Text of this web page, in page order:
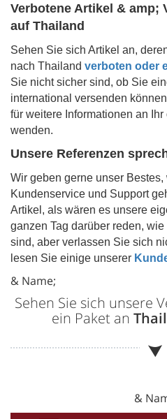
Verbotene Artikel & amp;
auf Thailand
Sehen Sie sich Artikel an,
nach Thailand verboten oder
Sie nicht sicher sind, ob Sie
international versenden
für weitere Informationen an
wenden.
Unsere Referenzen
Wir geben gerne unser Bestes,
Kundenservice und Support
Artikel, als wären es unsere
ganzen Tag darüber reden,
sind, aber verlassen Sie sich
lesen Sie einige unserer
& Name;
Sehen Sie sich unsere
ein Paket an
&